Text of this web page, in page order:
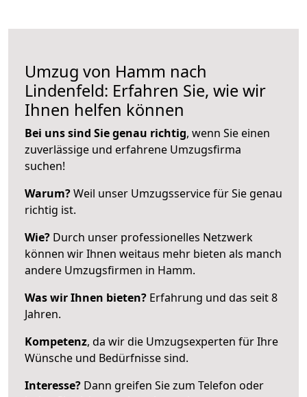
Umzug von Hamm nach
Lindenfeld: Erfahren Sie, wie wir
Ihnen helfen können
Bei uns sind Sie genau richtig, wenn Sie einen
zuverlässige und erfahrene Umzugsfirma
suchen!
Warum?Weil unser Umzugsservice für Sie genau
richtig ist.
Wie? Durch unser professionelles Netzwerk
können wir Ihnen weitaus mehr bieten als manch
andere Umzugsfirmen in Hamm.
Was wir Ihnen bieten? Erfahrung und das seit 8
Jahren.
Kompetenz, da wir die Umzugsexperten für Ihre
Wünsche und Bedürfnisse sind.
Interesse? Dann greifen Sie zum Telefon oder